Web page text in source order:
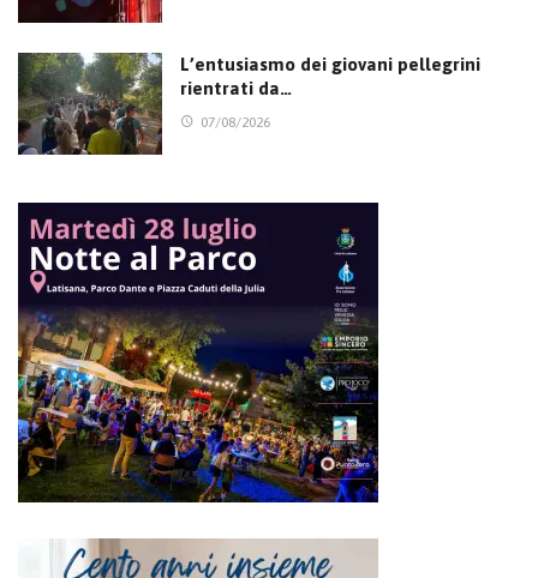
L’entusiasmo dei giovani pellegrini
rientrati da…
07/08/2026